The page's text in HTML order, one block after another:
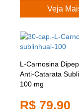
Veja
L-Carnosina
Anti-Catarata
100 mg
R$ 79,90